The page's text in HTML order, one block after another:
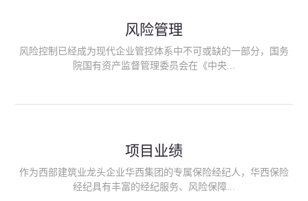
供专业、优质的保险经纪服务。
风险管理
风险控制已经成为现代企业管控体系中不可或缺的一部分，国务
院国有资产监督管理委员会在《中央...
能够为客户降低风险管理成本，提高经营效率；能够为企业提供
从风险评估、风险分析、风险防范、风险转移到灾后防损、索赔
等全方位、全过程、专家式的服务，拓展和深化由保险公司提供
项目业绩
作为西部建筑业龙头企业华西集团的专属保险经纪人，华西保险
经纪具有丰富的经纪服务、风险保障...